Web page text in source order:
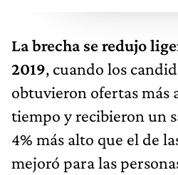
La brecha se redujo
2019, cuando los
obtuvieron ofertas más
tiempo y recibieron un
4% más alto que el de
mejoró para las